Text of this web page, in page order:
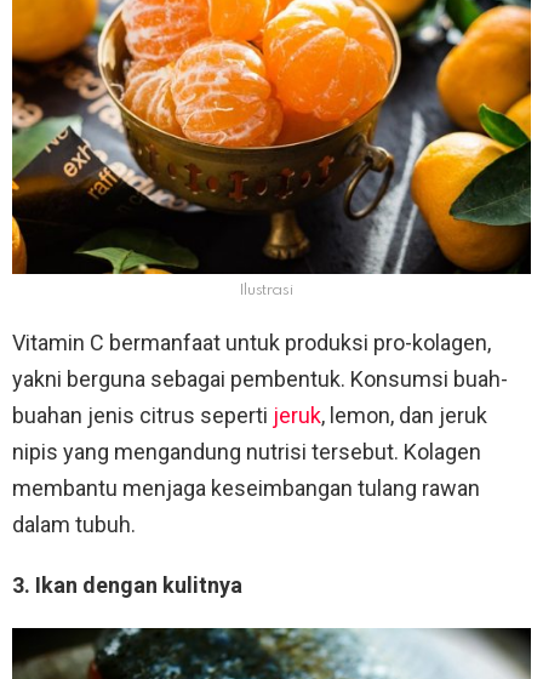
Ilustrasi
Vitamin C bermanfaat untuk produksi pro-kolagen,
yakni berguna sebagai pembentuk. Konsumsi buah-
buahan jenis citrus seperti jeruk, lemon, dan jeruk
nipis yang mengandung nutrisi tersebut. Kolagen
membantu menjaga keseimbangan tulang rawan
dalam tubuh.
3. Ikan dengan kulitnya